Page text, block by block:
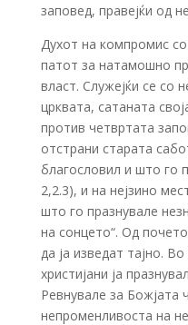
заповед, правејќи од
Духот на компромис
патот за натамошно
власт. Служејќи се со
црквата, сатаната
против четвртата
отстрани старата
благословил и што го
2,2.3), и на нејзино
што го празнувале
на сонцето“. Од
да ја изведат тајно.
христијани ја
Ревнувале за Божјата
непроменливоста на